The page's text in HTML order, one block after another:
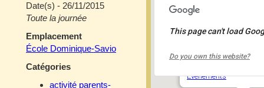
École Dominique-
Événements
This page can't load
Do you own this website?
Date(s) - 26/11/2015
Toute la journée
Emplacement
École Dominique-Savio
Catégories
activité parents-